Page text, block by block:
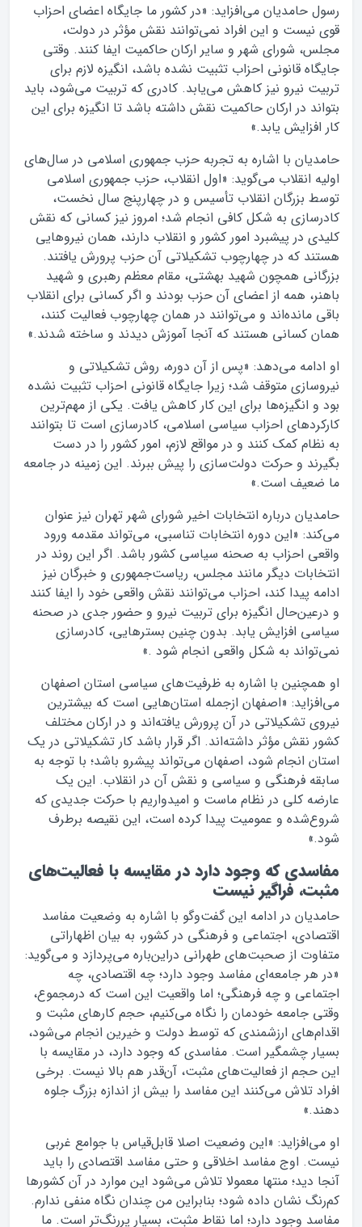
رسول حامدیان می‌افزاید: «در کشور ما جایگاه اعضای احزاب
قوی نیست و این افراد نمی‌توانند نقش مؤثر در دولت،
مجلس، شورای شهر و سایر ارکان حاکمیت ایفا کنند. وقتی
جایگاه قانونی احزاب تثبیت نشده باشد، انگیزه لازم برای
تربیت نیرو نیز کاهش می‌یابد. کادری که تربیت می‌شود، باید
بتواند در ارکان حاکمیت نقش داشته باشد تا انگیزه برای این
کار افزایش یابد.»
حامدیان با اشاره به تجربه حزب جمهوری اسلامی در سال‌های
اولیه انقلاب می‌گوید: «اول انقلاب، حزب جمهوری اسلامی
توسط بزرگان انقلاب تأسیس و در چهارپنج سال نخست،
کادرسازی به شکل کافی انجام شد؛ امروز نیز کسانی که نقش
کلیدی در پیشبرد امور کشور و انقلاب دارند، همان نیروهایی
هستند که در چهارچوب تشکیلاتی آن حزب پرورش یافتند.
بزرگانی همچون شهید بهشتی، مقام معظم رهبری و شهید
باهنر، همه از اعضای آن حزب بودند و اگر کسانی برای انقلاب
باقی مانده‌اند و می‌توانند در همان چهارچوب فعالیت کنند،
همان کسانی هستند که آنجا آموزش دیدند و ساخته شدند.»
او ادامه می‌دهد: «پس از آن دوره، روش تشکیلاتی و
نیروسازی متوقف شد؛ زیرا جایگاه قانونی احزاب تثبیت نشده
بود و انگیزه‌ها برای این کار کاهش یافت. یکی از مهم‌ترین
کارکردهای احزاب سیاسی اسلامی، کادرسازی است تا بتوانند
به نظام کمک کنند و در مواقع لازم، امور کشور را در دست
بگیرند و حرکت دولت‌سازی را پیش ببرند. این زمینه در جامعه
ما ضعیف است.»
حامدیان درباره انتخابات اخیر شورای شهر تهران نیز عنوان
می‌کند: «این دوره انتخابات تناسبی، می‌تواند مقدمه ورود
واقعی احزاب به صحنه سیاسی کشور باشد. اگر این روند در
انتخابات دیگر مانند مجلس، ریاست‌جمهوری و خبرگان نیز
ادامه پیدا کند، احزاب می‌توانند نقش واقعی خود را ایفا کنند
و درعین‌حال انگیزه برای تربیت نیرو و حضور جدی در صحنه
سیاسی افزایش یابد. بدون چنین بسترهایی، کادرسازی
نمی‌تواند به شکل واقعی انجام شود .»
او همچنین با اشاره به ظرفیت‌های سیاسی استان اصفهان
می‌افزاید: «اصفهان ازجمله استان‌هایی است که بیشترین
نیروی تشکیلاتی در آن پرورش یافته‌اند و در ارکان مختلف
کشور نقش مؤثر داشته‌اند. اگر قرار باشد کار تشکیلاتی در یک
استان انجام شود، اصفهان می‌تواند پیشرو باشد؛ با توجه به
سابقه فرهنگی و سیاسی و نقش آن در انقلاب. این یک
عارضه کلی در نظام ماست و امیدواریم با حرکت جدیدی که
شروع‌شده و عمومیت پیدا کرده است، این نقیصه برطرف
شود.»
مفاسدی که وجود دارد در مقایسه با فعالیت‌های
مثبت، فراگیر نیست
حامدیان در ادامه این گفت‌وگو با اشاره به وضعیت مفاسد
اقتصادی، اجتماعی و فرهنگی در کشور، به بیان اظهاراتی
متفاوت از صحبت‌های طهرانی دراین‌باره می‌پردازد و می‌گوید:
«در هر جامعه‌ای مفاسد وجود دارد؛ چه اقتصادی، چه
اجتماعی و چه فرهنگی؛ اما واقعیت این است که درمجموع،
وقتی جامعه خودمان را نگاه می‌کنیم، حجم کارهای مثبت و
اقدام‌های ارزشمندی که توسط دولت و خیرین انجام می‌شود،
بسیار چشمگیر است. مفاسدی که وجود دارد، در مقایسه با
این حجم از فعالیت‌های مثبت، آن‌قدر هم بالا نیست. برخی
افراد تلاش می‌کنند این مفاسد را بیش از اندازه بزرگ جلوه
دهند.»
او می‌افزاید: «این وضعیت اصلا قابل‌قیاس با جوامع غربی
نیست. اوج مفاسد اخلاقی و حتی مفاسد اقتصادی را باید
آنجا دید؛ منتها معمولا تلاش می‌شود این موارد در آن کشورها
کم‌رنگ نشان داده شود؛ بنابراین من چندان نگاه منفی ندارم.
مفاسد وجود دارد؛ اما نقاط مثبت، بسیار پررنگ‌تر است. ما